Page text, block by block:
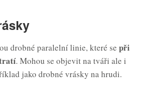
drobné paralelní linie, které se při
. Mohou se objevit na tváři ale i
jako drobné vrásky na hrudi.